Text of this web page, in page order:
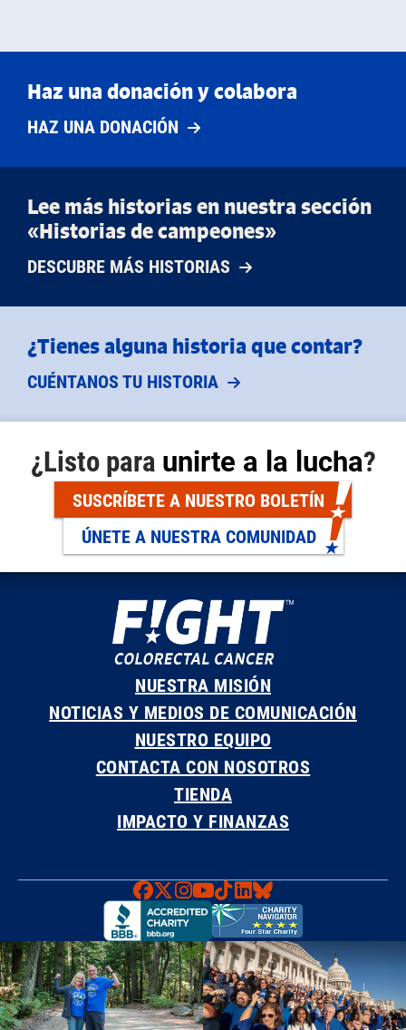
Haz una donación y colabora
HAZ UNA DONACIÓN
Lee más historias en nuestra sección
«Historias de campeones»
DESCUBRE MÁS HISTORIAS
¿Tienes alguna historia que contar?
CUÉNTANOS TU HISTORIA
¿Listo para unirte a la lucha?
SUSCRÍBETE A NUESTRO BOLETÍN
ÚNETE A NUESTRA COMUNIDAD
NUESTRA MISIÓN
NOTICIAS Y MEDIOS DE COMUNICACIÓN
NUESTRO EQUIPO
CONTACTA CON NOSOTROS
TIENDA
IMPACTO Y FINANZAS
Faceboook
X Instagram
YouTube
TikTok
LinkedIn
Bluesky